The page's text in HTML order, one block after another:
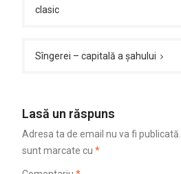
articole
clasic
Sîngerei – capitală a șahului
Lasă un răspuns
Adresa ta de email nu va fi publicată.
sunt marcate cu *